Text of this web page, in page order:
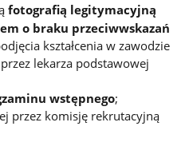
fotografią legitymacyjną
o braku przeciwwskazań
kształcenia w zawodzie
lekarza podstawowej
wstępnego;
przez komisję rekrutacyjną